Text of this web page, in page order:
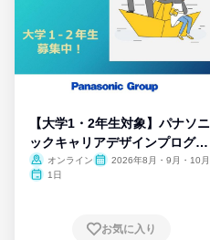
【大学1・2年生対象】パナソニ
ックキャリアデザインプログラ
ム
オンライン
2026年8月・9月・10月
1日
お気に入り